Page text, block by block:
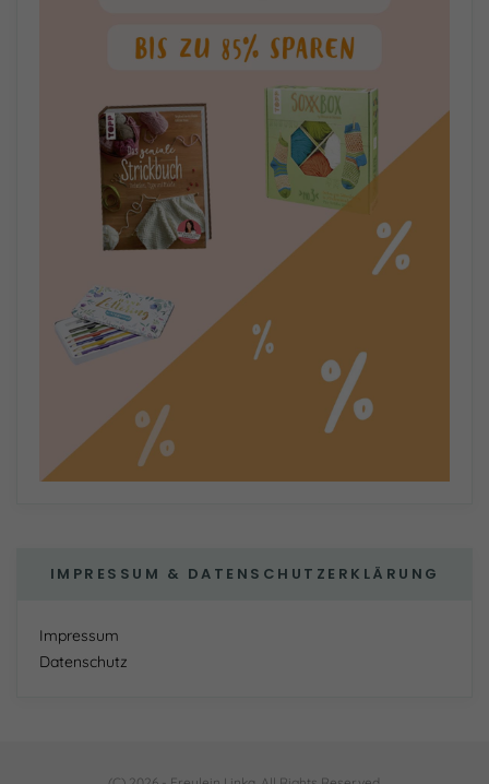
IMPRESSUM & DATENSCHUTZERKLÄRUNG
Impressum
Datenschutz